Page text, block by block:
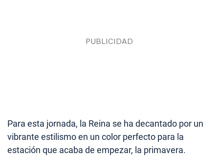
Para esta jornada, la Reina se ha decantado por un
vibrante estilismo en un color perfecto para la
estación que acaba de empezar, la primavera.